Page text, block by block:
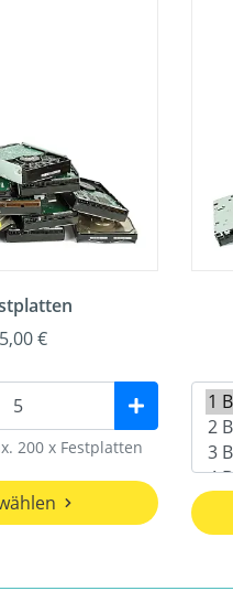
€
200 x Festplatten